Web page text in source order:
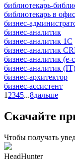
библиотекарь-
библиотекарь в офис
бизнес-
бизнес-аналитик
бизнес-аналитик 1С
бизнес-аналитик
бизнес-аналитик (e-
бизнес-аналитик (IT)
бизнес-архитектор
бизнес-ассистент
1 2345...8дальше
Скачайте
Чтобы получать
HeadHunter